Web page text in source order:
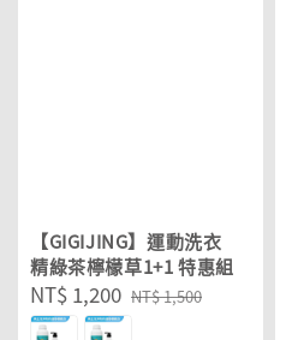
【GIGIJING】運動洗衣
精綠茶檸檬草1+1 特惠組
Sale
price
NT$ 1,200 Regular
NT$ 1,500